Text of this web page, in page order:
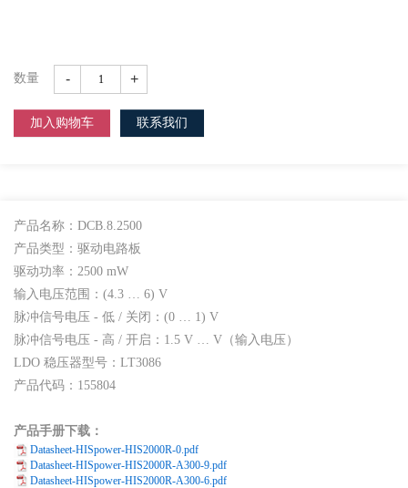
数量 - +
加入购物车 联系我们
产品名称：DCB.8.2500
产品类型：驱动电路板
驱动功率：2500 mW
输入电压范围：(4.3 … 6) V
脉冲信号电压 - 低 / 关闭：(0 … 1) V
脉冲信号电压 - 高 / 开启：1.5 V … V（输入电压）
LDO 稳压器型号：LT3086
产品代码：155804
产品手册下载：
Datasheet-HISpower-HIS2000R-0.pdf
Datasheet-HISpower-HIS2000R-A300-9.pdf
Datasheet-HISpower-HIS2000R-A300-6.pdf